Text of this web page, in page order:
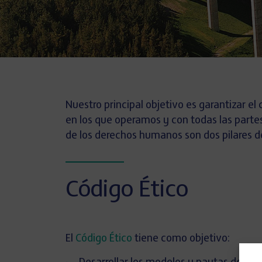
Nuestro principal objetivo es garantizar
en los que operamos y con todas las
de los derechos humanos son dos pilares
Código Ético
El Código Ético tiene como objetivo: